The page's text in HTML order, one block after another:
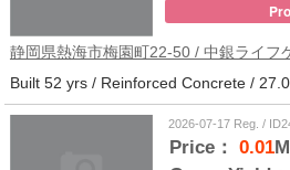
静岡県熱海市梅園町22-50 / 中銀ライフ
2026-07-17 Reg. /
Price： 0.01